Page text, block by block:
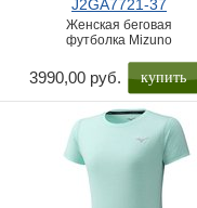
J2GA7721-37
Женская беговая
футболка Mizuno
3990,00 руб. купить